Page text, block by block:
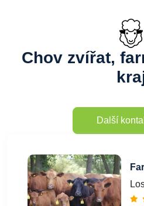
Chov zvířat,
Další